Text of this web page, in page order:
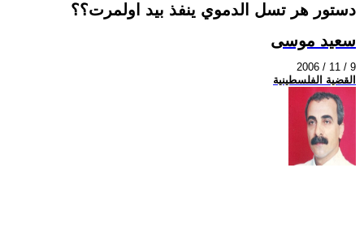
دستور هر تسل الدموي ينفذ بيد اولمرت؟؟
سعيد موسى
2006 / 11 / 9
القضية الفلسطينية